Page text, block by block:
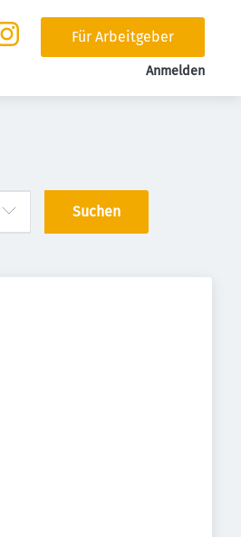
Für Arbeitgeber
Anmelden
Suchen